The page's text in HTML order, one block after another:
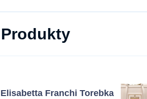
Produkty
Elisabetta Franchi Torebka